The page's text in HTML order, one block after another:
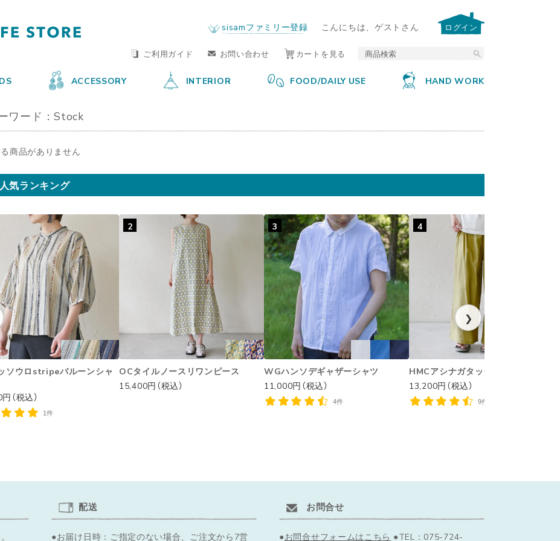
by sisam FAIR TRADE
sisamファミリー登録 こんにちは、ゲストさん ログイン
ご利用ガイド お問い合わせ カートを見る
ACCESSORY INTERIOR FOOD/DAILY USE HAND WORK
ワード：Stock
商品がありません
気ランキング
ソウロstripeバルーンシャ
（税込）
1件
2
OCタイルノースリワンピース
15,400円（税込）
3
WGハンソデギャザーシャツ
11,000円（税込）
4件
4
HMCアシナガタックパンツ
13,200円（税込）
9件
❯
配送
●お届け日時：ご指定のない場合、ご注文から7営
お問合せ
●お問合せフォームはこちら ●TEL：075-724-